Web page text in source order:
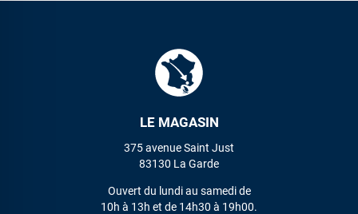
LE MAGASIN
375 avenue Saint Just
83130 La Garde
Ouvert du lundi au samedi de
10h à 13h et de 14h30 à 19h00.